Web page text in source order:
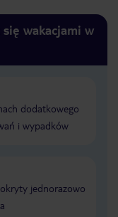
wakacjami w
dodatkowego
i wypadków
jednorazowo